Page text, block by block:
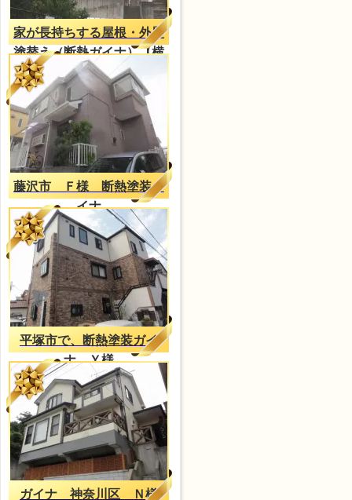
家が長持ちする屋根・外壁
塗替え（断熱ガイナ）【横
浜施工事例】
藤沢市 Ｆ様 断熱塗装ガ
イナ
平塚市で、断熱塗装ガイ
ナ Ｙ様
ガイナ 神奈川区 Ｎ様